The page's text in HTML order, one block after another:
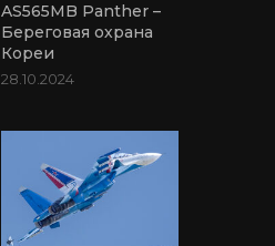
AS565MB Panther –
Береговая охрана
Кореи
28.10.2024